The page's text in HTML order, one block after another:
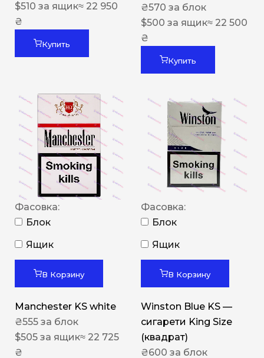
$510 за ящик≈ 22 950
₴
Купить
₴570 за блок
$500 за ящик≈ 22 500
₴
Купить
Фасовка:
Блок
Ящик
В Корзину
Manchester KS white
₴555 за блок
$505 за ящик≈ 22 725
₴
Фасовка:
Блок
Ящик
В Корзину
Winston Blue KS —
сигарети King Size
(квадрат)
₴600 за блок